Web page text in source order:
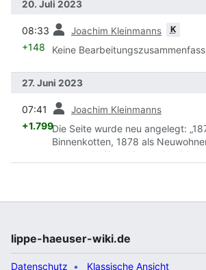
20. Juli 2023
08:33 Joachim Kleinmanns K
+148 Keine
27. Juni 2023
07:41 Joachim Kleinmanns
+1.799Die Seite wurde neu angelegt:
Binnenkotten, 1878 als
ehemals Heiligenkirchen Nr. 80. ==Baugeschichte==
Leimkuhle, insgesamt 15 Metzen
Den Kotten hatte er 1877 auf der
lippe-haeuser-wiki.de
Datenschutz Klassische Ansicht